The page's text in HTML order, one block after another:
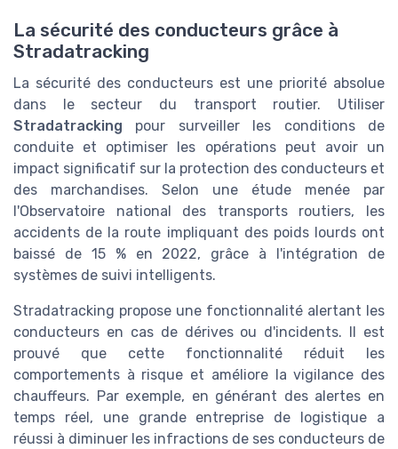
La sécurité des conducteurs grâce à
Stradatracking
La sécurité des conducteurs est une priorité absolue
dans le secteur du transport routier. Utiliser
Stradatracking pour surveiller les conditions de
conduite et optimiser les opérations peut avoir un
impact significatif sur la protection des conducteurs et
des marchandises. Selon une étude menée par
l'Observatoire national des transports routiers, les
accidents de la route impliquant des poids lourds ont
baissé de 15 % en 2022, grâce à l'intégration de
systèmes de suivi intelligents.
Stradatracking propose une fonctionnalité alertant les
conducteurs en cas de dérives ou d'incidents. Il est
prouvé que cette fonctionnalité réduit les
comportements à risque et améliore la vigilance des
chauffeurs. Par exemple, en générant des alertes en
temps réel, une grande entreprise de logistique a
réussi à diminuer les infractions de ses conducteurs de